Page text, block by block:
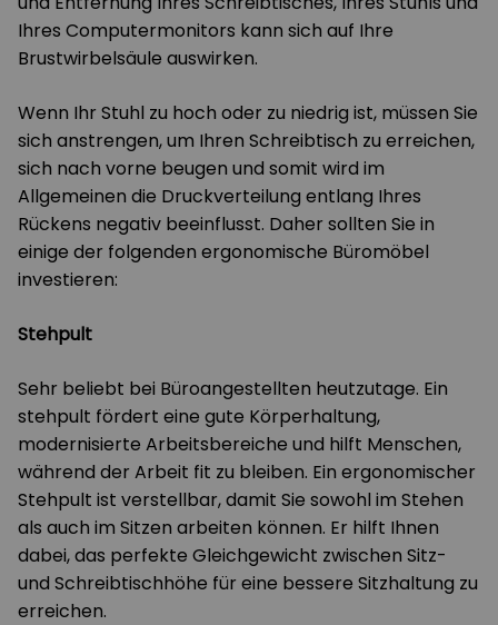
Ihres Computermonitors kann sich auf Ihre
Brustwirbelsäule auswirken.
Wenn Ihr Stuhl zu hoch oder zu niedrig ist, müssen Sie
sich anstrengen, um Ihren Schreibtisch zu erreichen,
sich nach vorne beugen und somit wird im
Allgemeinen die Druckverteilung entlang Ihres
Rückens negativ beeinflusst. Daher sollten Sie in
einige der folgenden ergonomische Büromöbel
investieren:
Stehpult
Sehr beliebt bei Büroangestellten heutzutage. Ein
stehpult fördert eine gute Körperhaltung,
modernisierte Arbeitsbereiche und hilft Menschen,
während der Arbeit fit zu bleiben. Ein ergonomischer
Stehpult ist verstellbar, damit Sie sowohl im Stehen
als auch im Sitzen arbeiten können. Er hilft Ihnen
dabei, das perfekte Gleichgewicht zwischen Sitz-
und Schreibtischhöhe für eine bessere Sitzhaltung zu
erreichen.